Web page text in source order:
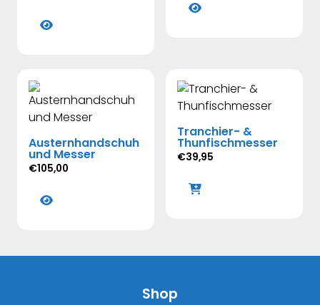
auf.
Die
können
auf
auf.
Die
Optionen
können
auf
Austernhandschuh
und Messer
€105,00
Varianten
Tranchier- &
Thunfischmesser
€39,95
Shop